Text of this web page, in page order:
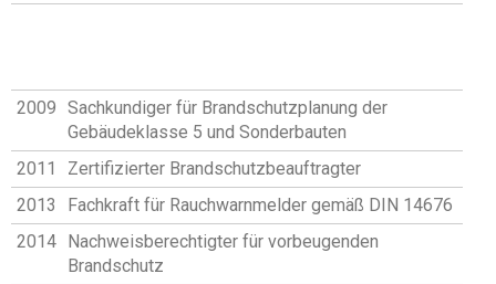
2009 Sachkundiger für Brandschutzplanung der
Gebäudeklasse 5 und Sonderbauten
2011
Zertifizierter Brandschutzbeauftragter
2013
Fachkraft für Rauchwarnmelder gemäß DIN 14676
2014 Nachweisberechtigter für vorbeugenden
Brandschutz